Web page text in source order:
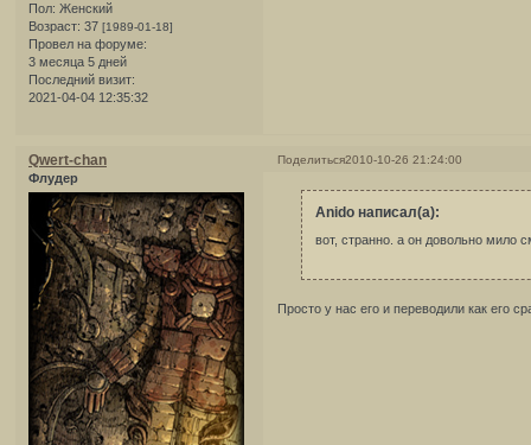
Пол: Женский
Возраст: 37 [1989-01-18]
Провел на форуме:
3 месяца 5 дней
Последний визит:
2021-04-04 12:35:32
Поделиться2010-10-26 21:24:00
Qwert-chan
Флудер
Anido написал(а):
вот, странно. а он довольно мило
Просто у нас его и переводили как его